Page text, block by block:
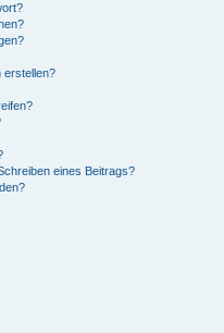
erstellen?
eines Beitrags?